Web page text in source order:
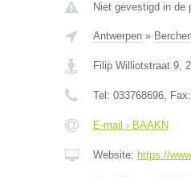
Niet gevestigd in de
Antwerpen»
Filip Williotstraat 9,
Tel: 033768696, Fax:
E-mail › BAAKN
Website: https://